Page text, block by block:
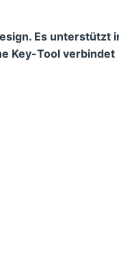
Es unterstützt
Key-Tool verbindet